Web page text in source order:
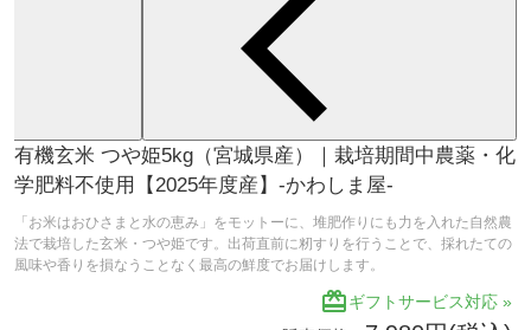
有機玄米 つや姫5kg（宮城県産）｜栽培期間中農薬・化
学肥料不使用【2025年度産】-かわしま屋-
「お米はおひさまと水の恵み」をモットーに、堆肥作りにも力を入れた自然農
法で栽培した玄米・つや姫です。出荷直前に籾すりを行うことで、採れたての
風味や香りを損なうことなく最高の鮮度でお届けします。
redeemギフトサービス対応 »